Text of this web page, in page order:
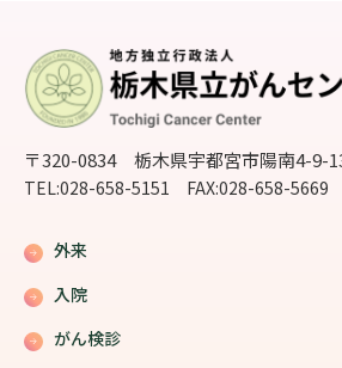
〒320-0834 栃木県宇都宮市陽南4-9-
TEL:028-658-5151 FAX:028-658-5669
外来
入院
がん検診